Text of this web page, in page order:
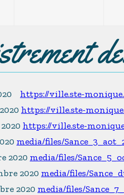
https://ville.ste-
https://ville.ste-
https://ville.ste-
media/files/
2020 media/files/
2020 media/files/
2020 media/files/